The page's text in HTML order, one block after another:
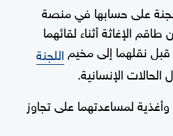
على حسابها في منصة
الإغاثة أثناء لقائهما
نقلهما إلى مخيم اللجنة
الإنسانية.
لمساعدتهما على تجاوز